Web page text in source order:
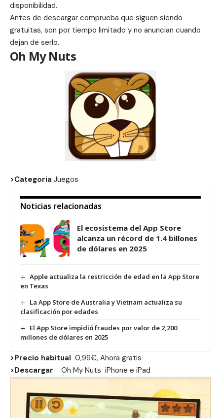
disponibilidad.
Antes de descargar comprueba que siguen siendo
gratuitas, son por tiempo limitado y no anuncian cuando
dejan de serlo.
Oh My Nuts
>Categoria Juegos
Noticias relacionadas
El ecosistema del App Store
alcanza un récord de 1.4 billones
de dólares en 2025
Apple actualiza la restricción de edad en la App Store
en Texas
La App Store de Australia y Vietnam actualiza su
clasificación por edades
El App Store impidió fraudes por valor de 2,200
millones de dólares en 2025
>Precio habitual 0,99€, Ahora gratis
>Descargar
Oh My Nuts iPhone e iPad